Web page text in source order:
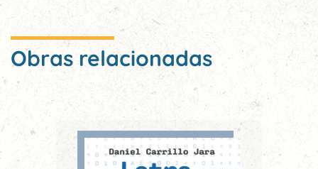
Obras relacionadas